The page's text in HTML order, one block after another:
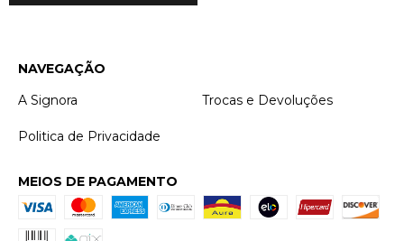
NAVEGAÇÃO
A Signora
Trocas e Devoluções
Politica de Privacidade
MEIOS DE PAGAMENTO